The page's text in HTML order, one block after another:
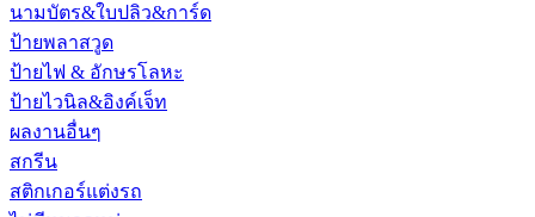
นามบัตร&ใบปลิว&การ์ด
ป้ายพลาสวูด
ป้ายไฟ & อักษรโลหะ
ป้ายไวนิล&อิงค์เจ็ท
ผลงานอื่นๆ
สกรีน
สติกเกอร์แต่งรถ